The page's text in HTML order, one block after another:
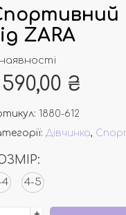
ZARA
590,00 ₴
1880-612
Дівчинка,
4 4-5